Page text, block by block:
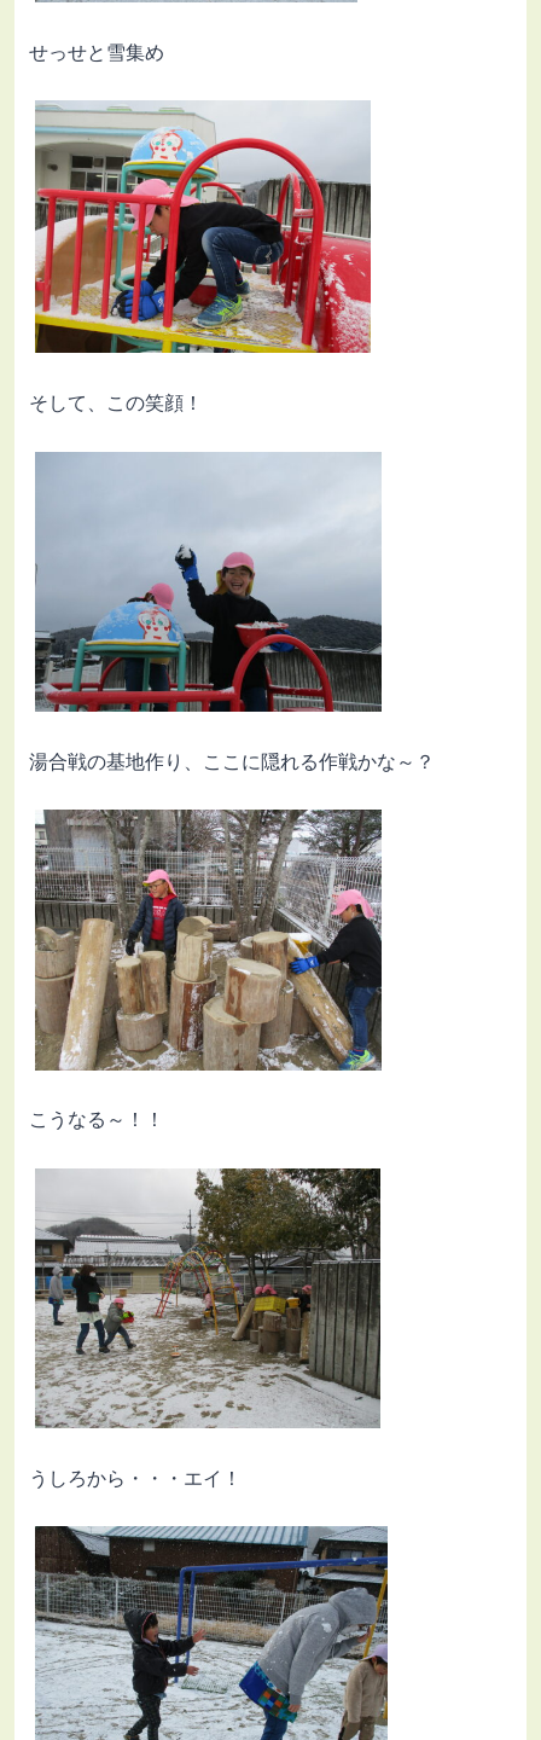
せっせと雪集め
そして、この笑顔！
湯合戦の基地作り、ここに隠れる作戦かな～？
こうなる～！！
うしろから・・・エイ！